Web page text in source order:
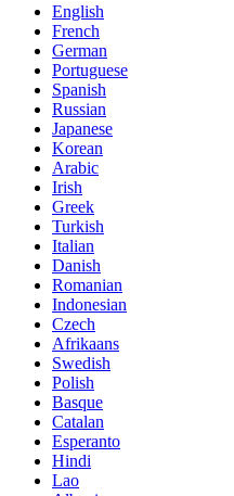
English
French
German
Portuguese
Spanish
Russian
Japanese
Korean
Arabic
Irish
Greek
Turkish
Italian
Danish
Romanian
Indonesian
Czech
Afrikaans
Swedish
Polish
Basque
Catalan
Esperanto
Hindi
Lao